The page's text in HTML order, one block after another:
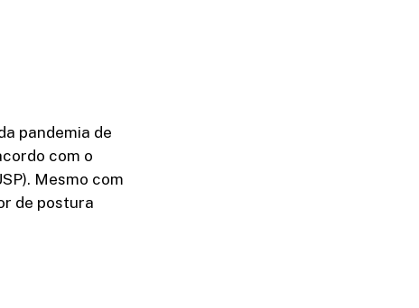
pandemia de
com o
Mesmo com
de postura